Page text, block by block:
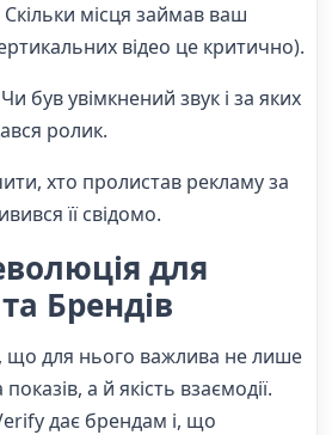
місця займав ваш
відео це критично).
був увімкнений звук і за яких
ролик.
хто пролистав рекламу за
її свідомо.
для
Брендів
що для нього важлива не лише
а й якість взаємодії.
дає брендам і, що